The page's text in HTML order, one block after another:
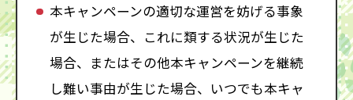
本キャンペーンの適切な運営を妨げる事象
が生じた場合、これに類する状況が生じた
場合、またはその他本キャンペーンを継続
し難い事由が生じた場合、いつでも本キャ